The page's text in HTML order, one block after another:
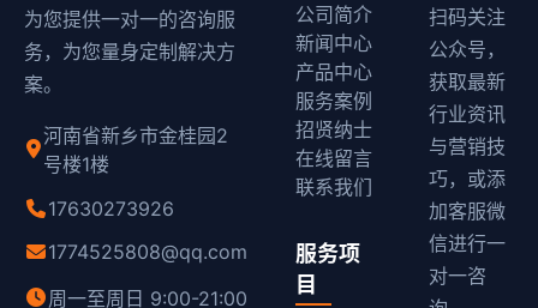
为您提供一对一的咨询服
务，为您量身定制解决方
案。
河南省新乡市金桂园2
号楼1楼
17630273926
1774525808@qq.com
周一至周日 9:00-21:00
公司简介
新闻中心
产品中心
服务案例
招贤纳士
在线留言
联系我们
服务项
目
扫码关注
公众号，
获取最新
行业资讯
与营销技
巧，或添
加客服微
信进行一
对一咨